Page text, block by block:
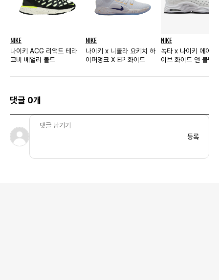
NIKE
나이키 ACG 리액트 테라
고비 베얼리 볼트
NIKE
나이키 x 니콜라 요키치 하
이퍼덩크 X EP 화이트
NIKE
녹타 x 나이키 에어
이브 화이트 앤 블랙
댓글 0개
등록